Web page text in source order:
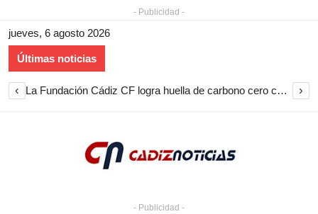
- Publicidad -
jueves, 6 agosto 2026
Últimas noticias
‹ La Fundación Cádiz CF logra huella de carbono cero con su voluntariado tras recoger 690 kilos de pilas en la provincia ›
- Publicidad -